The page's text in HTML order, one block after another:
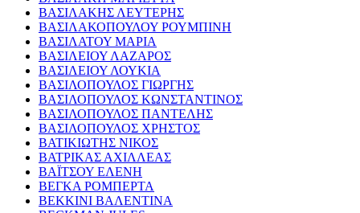
ΒΑΣΙΛΑΚΗΣ ΛΕΥΤΕΡΗΣ
ΒΑΣΙΛΑΚΟΠΟΥΛΟΥ ΡΟΥΜΠΙΝΗ
ΒΑΣΙΛΑΤΟΥ ΜΑΡΙΑ
ΒΑΣΙΛΕΙΟΥ ΛΑΖΑΡΟΣ
ΒΑΣΙΛΕΙΟΥ ΛΟΥΚΙΑ
ΒΑΣΙΛΟΠΟΥΛΟΣ ΓΙΩΡΓΗΣ
ΒΑΣΙΛΟΠΟΥΛΟΣ ΚΩΝΣΤΑΝΤΙΝΟΣ
ΒΑΣΙΛΟΠΟΥΛΟΣ ΠΑΝΤΕΛΗΣ
ΒΑΣΙΛΟΠΟΥΛΟΣ ΧΡΗΣΤΟΣ
ΒΑΤΙΚΙΩΤΗΣ ΝΙΚΟΣ
ΒΑΤΡΙΚΑΣ ΑΧΙΛΛΕΑΣ
ΒΑΪΤΣΟΥ ΕΛΕΝΗ
ΒΕΓΚΑ ΡΟΜΠΕΡΤΑ
ΒΕΚΚΙΝΙ ΒΑΛΕΝΤΙΝΑ